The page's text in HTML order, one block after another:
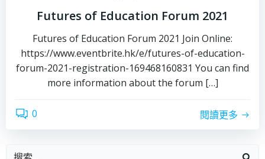
Futures of Education Forum 2021
Futures of Education Forum 2021 Join Online:
https://www.eventbrite.hk/e/futures-of-education-
forum-2021-registration-169468160831 You can find
more information about the forum […]
0 閱讀更多